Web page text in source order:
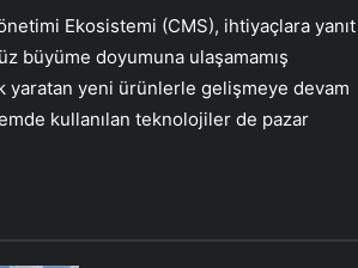
Ekosistemi (CMS), ihtiyaçlara yanıt
büyüme doyumuna ulaşamamış
yaratan yeni ürünlerle gelişmeye devam
kullanılan teknolojiler de pazar